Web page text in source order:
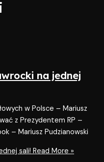
na jednej
w Polsce – Mariusz
z Prezydentem RP –
– Mariusz Pudzianowski
sali! Read More »